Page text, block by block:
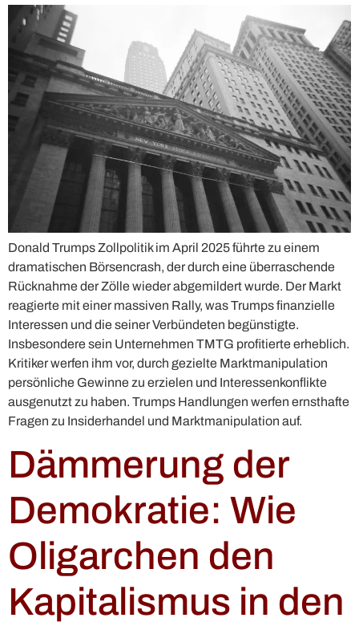
Donald Trumps Zollpolitik im April 2025 führte zu einem
dramatischen Börsencrash, der durch eine überraschende
Rücknahme der Zölle wieder abgemildert wurde. Der Markt
reagierte mit einer massiven Rally, was Trumps finanzielle
Interessen und die seiner Verbündeten begünstigte.
Insbesondere sein Unternehmen TMTG profitierte erheblich.
Kritiker werfen ihm vor, durch gezielte Marktmanipulation
persönliche Gewinne zu erzielen und Interessenkonflikte
ausgenutzt zu haben. Trumps Handlungen werfen ernsthafte
Fragen zu Insiderhandel und Marktmanipulation auf.
Dämmerung der
Demokratie: Wie
Oligarchen den
Kapitalismus in den